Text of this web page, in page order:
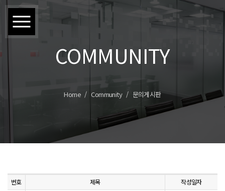
COMMUNITY
Home Community 문의게시판
번호 제목 작성일자